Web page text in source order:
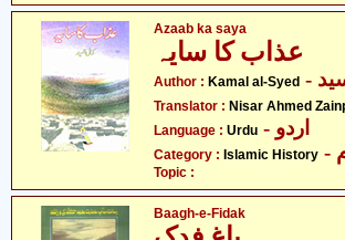
Azaab ka saya
عذاب کا سایہ
Author : Kamal al-Syed
Translator : Nisar Ahmed
Language : Urdu - اردو
Category : Islamic History
Topic :
Baagh-e-Fidak